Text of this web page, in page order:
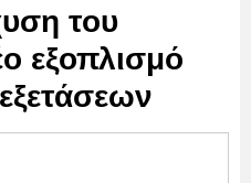
του
εξοπλισμό